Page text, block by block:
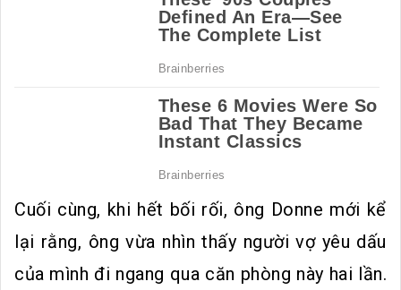
Cuối cùng, khi hết bối rối, ông Donne mới kể
lại rằng, ông vừa nhìn thấy người vợ yêu dấu
của mình đi ngang qua căn phòng này hai lần.